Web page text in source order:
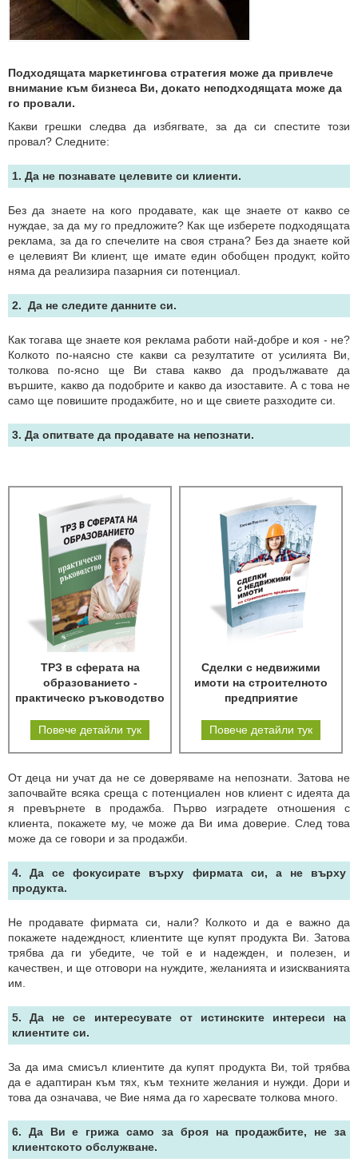
Подходящата маркетингова стратегия може да привлече
внимание към бизнеса Ви, докато неподходящата може да
го провали.
Какви грешки следва да избягвате, за да си спестите този
провал? Следните:
1. Да не познавате целевите си клиенти.
Без да знаете на кого продавате, как ще знаете от какво се
нуждае, за да му го предложите? Как ще изберете подходящата
реклама, за да го спечелите на своя страна? Без да знаете кой
е цeлевият Ви клиент, ще имате един обобщен продукт, който
няма да реализира пазарния си потенциал.
2. Да не следите данните си.
Как тогава ще знаете коя реклама работи най-добре и коя - не?
Колкото по-наясно сте какви са резултатите от усилията Ви,
толкова по-ясно ще Ви става какво да продължавате да
вършите, какво да подобрите и какво да изоставите. А с това не
само ще повишите продажбите, но и ще свиете разходите си.
3. Да опитвате да продавате на непознати.
ТРЗ в сферата на
образованието -
практическо ръководство
Повече детайли тук
Сделки с недвижими
имоти на строителното
предприятие
Повече детайли тук
От деца ни учат да не се доверяваме на непознати. Затова не
започвайте всяка среща с потенциален нов клиент с идеята да
я превърнете в продажба. Първо изградете отношения с
клиента, покажете му, че може да Ви има доверие. След това
може да се говори и за продажби.
4. Да се фокусирате върху фирмата си, а не върху
продукта.
Не продавате фирмата си, нали? Колкото и да е важно да
покажете надеждност, клиентите ще купят продукта Ви. Затова
трябва да ги убедите, че той е и надежден, и полезен, и
качествен, и ще отговори на нуждите, желанията и изискванията
им.
5. Да не се интересувате от истинските интереси на
клиентите си.
За да има смисъл клиентите да купят продукта Ви, той трябва
да е адаптиран към тях, към техните желания и нужди. Дори и
това да означава, че Вие няма да го харесвате толкова много.
6. Да Ви е грижа само за броя на продажбите, не за
клиентското обслужване.